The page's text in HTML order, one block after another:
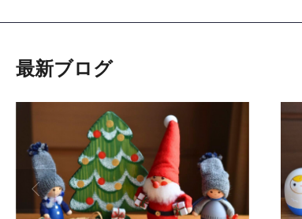
最新ブログ